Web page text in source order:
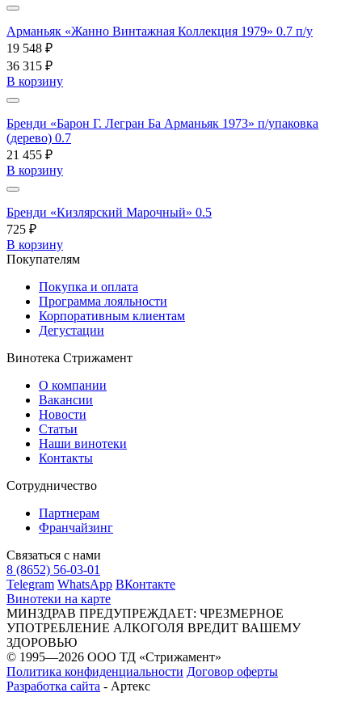
Арманьяк «Жанно Винтажная Коллекция 1979» 0.7 п/у
19 548 ₽
36 315 ₽
В корзину
Бренди «Барон Г. Легран Ба Арманьяк 1973» п/упаковка
(дерево) 0.7
21 455 ₽
В корзину
Бренди «Кизлярский Марочный» 0.5
725 ₽
В корзину
Покупателям
Покупка и оплата
Программа лояльности
Корпоративным клиентам
Дегустации
Винотека Стрижамент
О компании
Вакансии
Новости
Статьи
Наши винотеки
Контакты
Сотрудничество
Партнерам
Франчайзинг
Связаться с нами
8 (8652) 56-03-01
Telegram WhatsApp ВКонтакте
Винотеки на карте
МИНЗДРАВ ПРЕДУПРЕЖДАЕТ: ЧРЕЗМЕРНОЕ
УПОТРЕБЛЕНИЕ АЛКОГОЛЯ ВРЕДИТ ВАШЕМУ
ЗДОРОВЬЮ
© 1995—2026 ООО ТД «Стрижамент»
Политика конфиденциальности Договор оферты
Разработка сайта - Артекс